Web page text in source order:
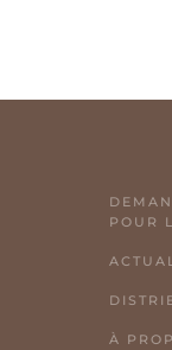
POUR
À